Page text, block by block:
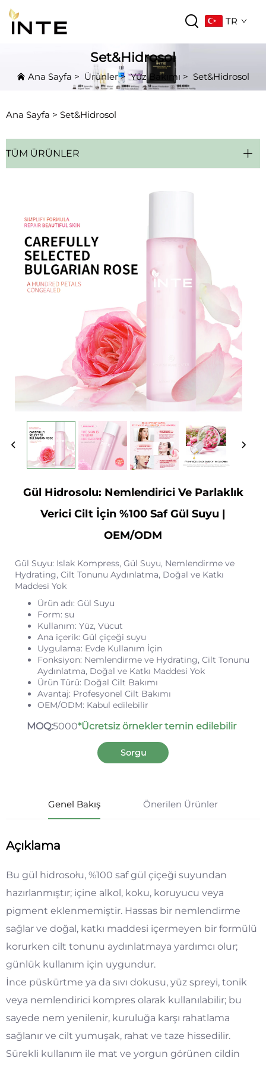
TR
Set&Hidrosol
Ana Sayfa > Ürünler>Yüz Bakımı > Set&Hidrosol
Ana Sayfa > Set&Hidrosol
TÜM ÜRÜNLER
Gül Hidrosolu: Nemlendirici Ve Parlaklık
Verici Cilt İçin %100 Saf Gül Suyu |
OEM/ODM
Gül Suyu: Islak Kompress, Gül Suyu, Nemlendirme ve
Hydrating, Cilt Tonunu Aydınlatma, Doğal ve Katkı
Maddesi Yok
Ürün adı: Gül Suyu
Form: su
Kullanım: Yüz, Vücut
Ana içerik: Gül çiçeği suyu
Uygulama: Evde Kullanım İçin
Fonksiyon: Nemlendirme ve Hydrating, Cilt Tonunu
Aydınlatma, Doğal ve Katkı Maddesi Yok
Ürün Türü: Doğal Cilt Bakımı
Avantaj: Profesyonel Cilt Bakımı
OEM/ODM: Kabul edilebilir
MOQ:5000*Ücretsiz örnekler temin edilebilir
Sorgu
Genel Bakış Önerilen Ürünler
Açıklama
Bu gül hidrosołu, %100 saf gül çiçeği suyundan
hazırlanmıştır; içine alkol, koku, koruyucu veya
pigment eklenmemiştir. Hassas bir nemlendirme
sağlar ve doğal, katkı maddesi içermeyen bir formülü
korurken cilt tonunu aydınlatmaya yardımcı olur;
günlük kullanım için uygundur.
İnce püskürtme ya da sıvı dokusu, yüz spreyi, tonik
veya nemlendirici kompres olarak kullanılabilir; bu
sayede nem yenilenir, kuruluğa karşı rahatlama
sağlanır ve cilt yumuşak, rahat ve taze hissedilir.
Sürekli kullanım ile mat ve yorgun görünen cildin